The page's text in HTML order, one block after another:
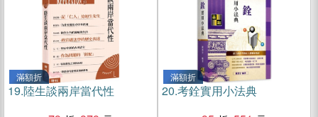
滿額折
19.陸生談兩岸當代性
滿額折
20.考銓實用小法典